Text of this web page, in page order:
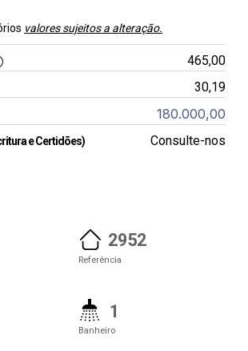
valores sujeitos a alteração.
465,00
30,19
180.000,00
e Certidões) Consulte-nos
2952
Referência
1
Banheiro